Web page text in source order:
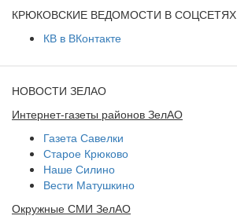
КРЮКОВСКИЕ ВЕДОМОСТИ В СОЦСЕТЯХ
КВ в ВКонтакте
НОВОСТИ ЗЕЛАО
Интернет-газеты районов ЗелАО
Газета Савелки
Старое Крюково
Наше Силино
Вести Матушкино
Окружные СМИ ЗелАО